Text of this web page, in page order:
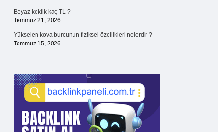
Beyaz keklik kaç TL ?
Temmuz 21, 2026
Yükselen kova burcunun fiziksel özellikleri nelerdir ?
Temmuz 15, 2026